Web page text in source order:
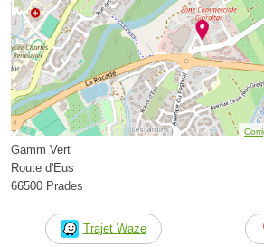
Gamm Vert
Route d'Eus
66500 Prades
Trajet Waze